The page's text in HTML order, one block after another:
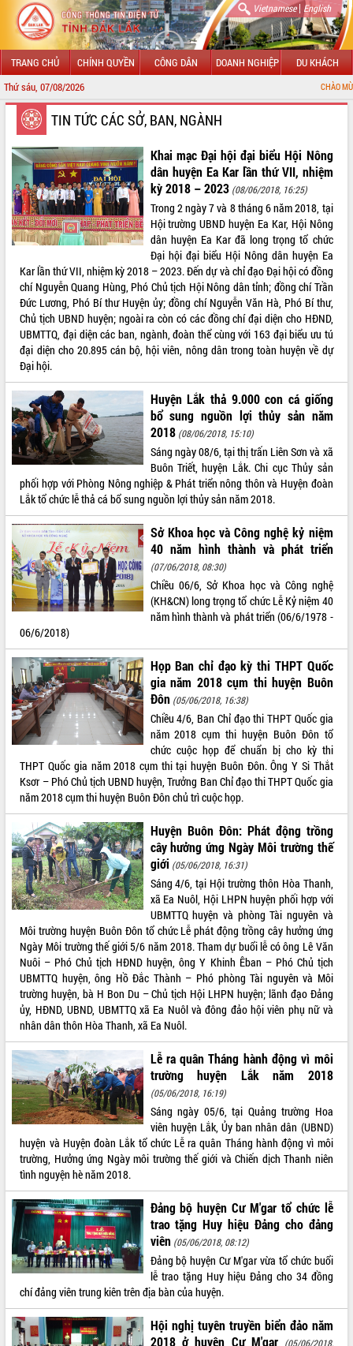
Vietnamese| English
TRANG CHỦ CHÍNH QUYỀN CÔNG DÂN DOANH NGHIỆP DU KHÁCH
Thứ sáu, 07/08/2026 CHÀO MỪNG ĐẾN VỚI
GIỚI THIỆU
LÃNH ĐẠO UBND TỈNH
TIN TỨC SỰ KIỆN
SỞ, BAN, NGÀNH
UBND CÁC XÃ, PHƯỜNG
THÔNG TIN CHỈ ĐẠO ĐIỀU HÀNH
HỆ THỐNG VĂN BẢN
VĂN BẢN HĐND TỈNH
ĐIỂM TIN VĂN BẢN
QUY HOẠCH - KẾ HOẠCH
VIDEO
ALBUM ẢNH
LIÊN KẾT WEB
THỐNG KÊ TRUY CẬP
Hôm nay: 8609
Tất cả:
66053932
TIN TỨC CÁC SỞ, BAN, NGÀNH
Khai mạc Đại hội đại biểu Hội Nông
dân huyện Ea Kar lần thứ VII, nhiệm
kỳ 2018 – 2023 (08/06/2018, 16:25)
Trong 2 ngày 7 và 8 tháng 6 năm 2018, tại
Hội trường UBND huyện Ea Kar, Hội Nông
dân huyện Ea Kar đã long trọng tổ chức
Đại hội đại biểu Hội Nông dân huyện Ea
Kar lần thứ VII, nhiệm kỳ 2018 – 2023. Đến dự và chỉ đạo Đại hội có đồng
chí Nguyễn Quang Hùng, Phó Chủ tịch Hội Nông dân tỉnh; đồng chí Trần
Đức Lương, Phó Bí thư Huyện ủy; đồng chí Nguyễn Văn Hà, Phó Bí thư,
Chủ tịch UBND huyện; ngoài ra còn có các đồng chí đại diện cho HĐND,
UBMTTQ, đại diện các ban, ngành, đoàn thể cùng với 163 đại biểu ưu tú
đại diện cho 20.895 cán bộ, hội viên, nông dân trong toàn huyện về dự
Đại hội.
Huyện Lắk thả 9.000 con cá giống
bổ sung nguồn lợi thủy sản năm
2018 (08/06/2018, 15:10)
Sáng ngày 08/6, tại thị trấn Liên Sơn và xã
Buôn Triết, huyện Lắk. Chi cục Thủy sản
phối hợp với Phòng Nông nghiệp & Phát triển nông thôn và Huyện đoàn
Lắk tổ chức lễ thả cá bổ sung nguồn lợi thủy sản năm 2018.
Sở Khoa học và Công nghệ kỷ niệm
40 năm hình thành và phát triển
(07/06/2018, 08:30)
Chiều 06/6, Sở Khoa học và Công nghệ
(KH&CN) long trọng tổ chức Lễ Kỷ niệm 40
năm hình thành và phát triển (06/6/1978 -
06/6/2018)
Họp Ban chỉ đạo kỳ thi THPT Quốc
gia năm 2018 cụm thi huyện Buôn
Đôn (05/06/2018, 16:38)
Chiều 4/6, Ban Chỉ đạo thi THPT Quốc gia
năm 2018 cụm thi huyện Buôn Đôn tổ
chức cuộc họp để chuẩn bị cho kỳ thi
THPT Quốc gia năm 2018 cụm thi tại huyện Buôn Đôn. Ông Y Si Thắt
Ksơr – Phó Chủ tịch UBND huyện, Trưởng Ban Chỉ đạo thi THPT Quốc gia
năm 2018 cụm thi huyện Buôn Đôn chủ trì cuộc họp.
Huyện Buôn Đôn: Phát động trồng
cây hưởng ứng Ngày Môi trường thế
giới (05/06/2018, 16:31)
Sáng 4/6, tại Hội trường thôn Hòa Thanh,
xã Ea Nuôl, Hội LHPN huyện phối hợp với
UBMTTQ huyện và phòng Tài nguyên và
Môi trường huyện Buôn Đôn tổ chức Lễ phát động trồng cây hưởng ứng
Ngày Môi trường thế giới 5/6 năm 2018.​ Tham dự buổi lễ có ông Lê Văn
Nuôi – Phó Chủ tịch HĐND huyện, ông Y Khinh Êban – Phó Chủ tịch
UBMTTQ huyện, ông Hồ Đắc Thành – Phó phòng Tài nguyên và Môi
trường huyện, bà H Bon Du – Chủ tịch Hội LHPN huyện; lãnh đạo Đảng
ủy, HĐND, UBND, UBMTTQ xã Ea Nuôl và đông đảo hội viên phụ nữ và
nhân dân thôn Hòa Thanh, xã Ea Nuôl.
Lễ ra quân Tháng hành động vì môi
trường huyện Lắk năm 2018
(05/06/2018, 16:19)
Sáng ngày 05/6, tại Quảng trường Hoa
viên huyện Lắk, Ủy ban nhân dân (UBND)
huyện và Huyện đoàn Lắk tổ chức Lễ ra quân Tháng hành động vì môi
trường, Hưởng ứng Ngày môi trường thế giới và Chiến dịch Thanh niên
tình nguyện hè năm 2018.
Đảng bộ huyện Cư M'gar tổ chức lễ
trao tặng Huy hiệu Đảng cho đảng
viên (05/06/2018, 08:12)
Đảng bộ huyện Cư M'gar vừa tổ chức buổi
lễ trao tặng Huy hiệu Đảng cho 34 đồng
chí đảng viên trung kiên trên địa bàn của huyện.
Hội nghị tuyên truyền biển đảo năm
2018 ở huyện Cư M'gar (05/06/2018,